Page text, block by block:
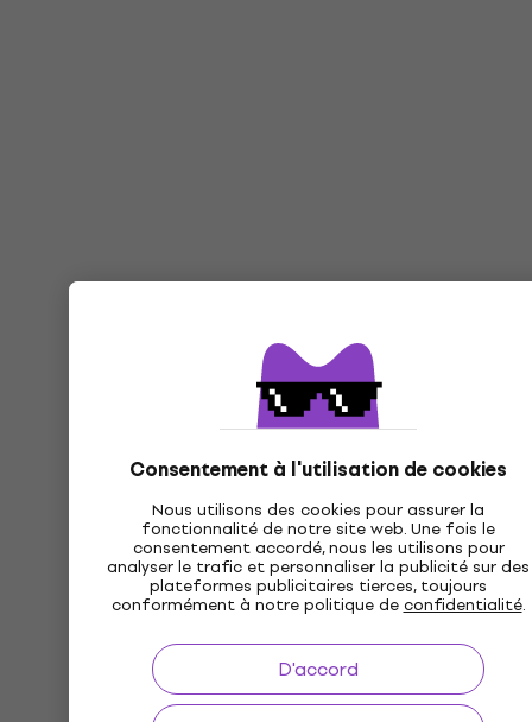
Consentement à l'utilisation de cookies
Nous utilisons des cookies pour assurer la
fonctionnalité de notre site web. Une fois le
consentement accordé, nous les utilisons pour
analyser le trafic et personnaliser la publicité sur des
plateformes publicitaires tierces, toujours
conformément à notre politique deconfidentialité.
D'accord